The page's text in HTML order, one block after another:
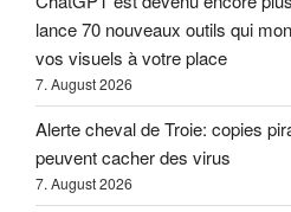
lance 70 nouveaux outils qui
vos visuels à votre place
7. August 2026
Alerte cheval de Troie: copies
peuvent cacher des virus
7. August 2026